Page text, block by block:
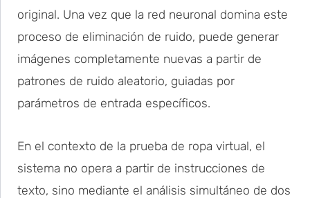
original. Una vez que la red neuronal domina este
proceso de eliminación de ruido, puede generar
imágenes completamente nuevas a partir de
patrones de ruido aleatorio, guiadas por
parámetros de entrada específicos.
En el contexto de la prueba de ropa virtual, el
sistema no opera a partir de instrucciones de
texto, sino mediante el análisis simultáneo de dos